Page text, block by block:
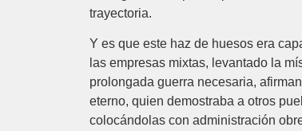
trayectoria.
Y es que este haz de huesos era
las empresas mixtas, levantado la
prolongada guerra necesaria,
eterno, quien demostraba a otros
colocándolas con administración